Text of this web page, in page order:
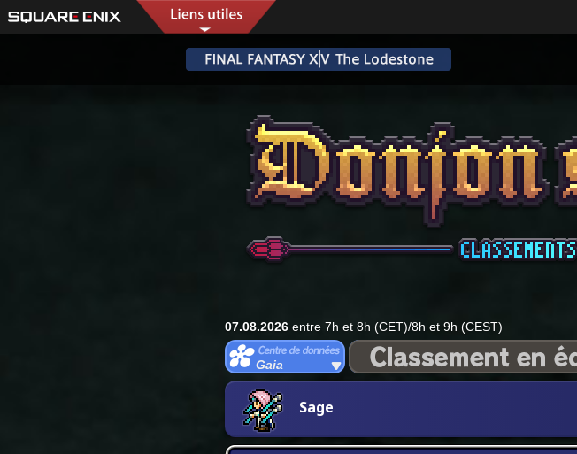
07.08.2026 entre 7h et 8h (CET)/8h et 9h (CEST)
Gaia
Sage